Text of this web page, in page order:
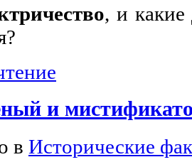
, и
и
в Исторические